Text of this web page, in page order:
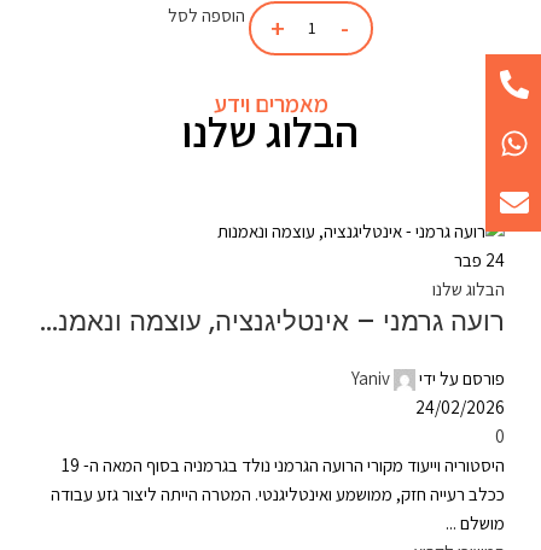
הוספה לסל
מאמרים וידע
הבלוג שלנו
24 פבר
הבלוג שלנו
רועה גרמני – אינטליגנציה, עוצמה ונאמנות
פורסם על ידי
Yaniv
24/02/2026
0
היסטוריה וייעוד מקורי הרועה הגרמני נולד בגרמניה בסוף המאה ה- 19
ככלב רעייה חזק, ממושמע ואינטליגנטי. המטרה הייתה ליצור גזע עבודה
מושלם ...